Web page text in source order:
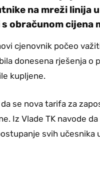
na mreži linija
obračunom cijena
cjenovnik počeo
donesena rješenja o
kupljene.
se nova tarifa za
Iz Vlade TK navode
svih učesnika